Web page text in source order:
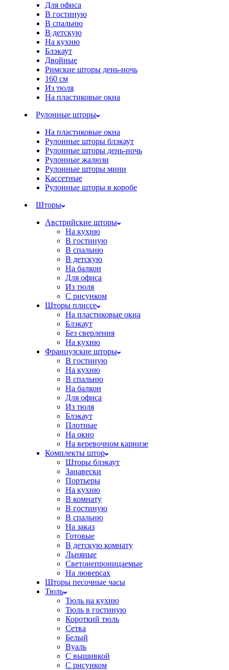
Для офиса
В гостиную
В спальню
В детскую
На кухню
Блэкаут
Двойные
Римские шторы день-ночь
160 см
Из тюля
На пластиковые окна
Рулонные шторы
На пластиковые окна
Рулонные шторы блэкаут
Рулонные шторы день-ночь
Рулонные жалюзи
Рулонные шторы мини
Кассетные
Рулонные шторы в коробе
Шторы
Австрийские шторы
На кухню
В гостиную
В спальню
В детскую
На балкон
Для офиса
Из тюля
С рисунком
Шторы плиссе
На пластиковые окна
Блэкаут
Без сверления
На кухню
Французские шторы
В гостиную
На кухню
В спальню
На балкон
Для офиса
Из тюля
Блэкаут
Плотные
На окно
На веревочном карнизе
Комплекты штор
Шторы блэкаут
Занавески
Портьеры
На кухню
В комнату
В гостиную
В спальню
На заказ
Готовые
В детскую комнату
Льняные
Светонепроницаемые
На люверсах
Шторы песочные часы
Тюль
Тюль на кухню
Тюль в гостиную
Короткий тюль
Сетка
Белый
Вуаль
С вышивкой
С рисунком